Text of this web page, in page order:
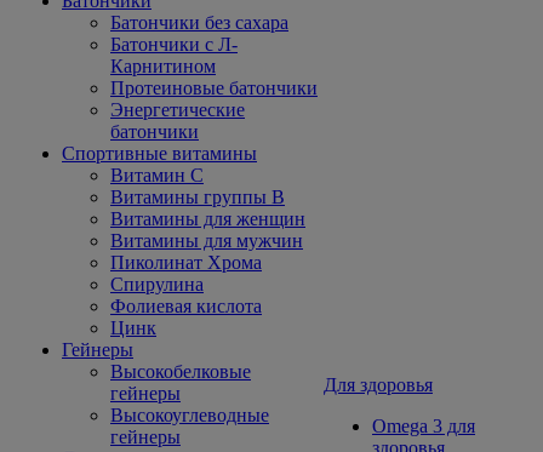
Батончики без сахара
Батончики с Л-
Карнитином
Протеиновые батончики
Энергетические
батончики
Спортивные витамины
Витамин С
Витамины группы В
Витамины для женщин
Витамины для мужчин
Пиколинат Хрома
Спирулина
Фолиевая кислота
Цинк
Гейнеры
Высокобелковые
гейнеры
Высокоуглеводные
гейнеры
Для здоровья
Omega 3 для
здоровья